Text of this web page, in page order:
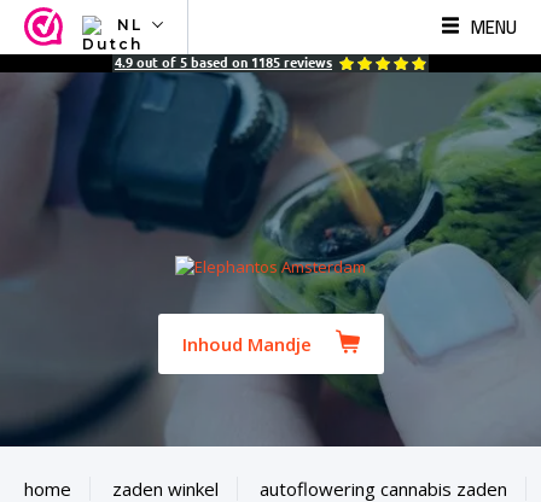
NL
NL
ES
MENU
4.9 out of 5 based on 1185 reviews
Inhoud Mandje
home zaden winkel autoflowering cannabis zaden